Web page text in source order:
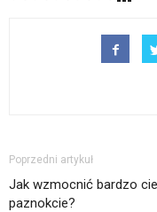
Poprzedni artykuł
Jak wzmocnić bardzo
paznokcie?